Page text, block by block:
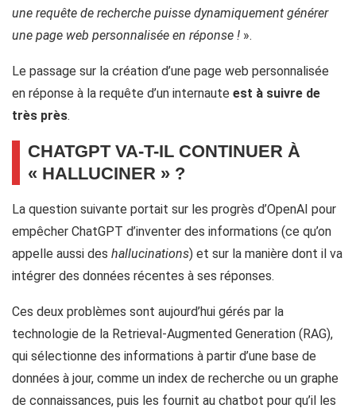
une requête de recherche puisse dynamiquement générer
une page web personnalisée en réponse ! ».
Le passage sur la création d’une page web personnalisée
en réponse à la requête d’un internaute est à suivre de
très près.
CHATGPT VA-T-IL CONTINUER À
« HALLUCINER » ?
La question suivante portait sur les progrès d’OpenAI pour
empêcher ChatGPT d’inventer des informations (ce qu’on
appelle aussi des hallucinations) et sur la manière dont il va
intégrer des données récentes à ses réponses.
Ces deux problèmes sont aujourd’hui gérés par la
technologie de la Retrieval-Augmented Generation (RAG),
qui sélectionne des informations à partir d’une base de
données à jour, comme un index de recherche ou un graphe
de connaissances, puis les fournit au chatbot pour qu’il les